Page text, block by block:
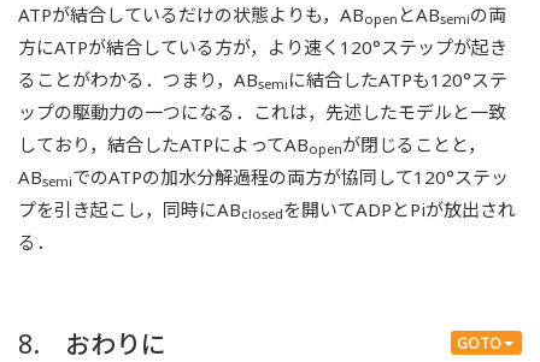
ATPが結合しているだけの状態よりも，ABopen とABsemiの両
方にATPが結合している方が，より速く120°ステップが起き
ることがわかる．つまり，ABsemi に結合したATPも120°ステ
ップの駆動力の一つになる．これは，先述したモデルと一致
しており，結合したATPによってABopenが閉じることと，
ABsemiでのATPの加水分解過程の両方が協同して120°ステッ
プを引き起こし，同時にABclosedを開いてADPとPiが放出され
る．
GOTO
8. おわりに